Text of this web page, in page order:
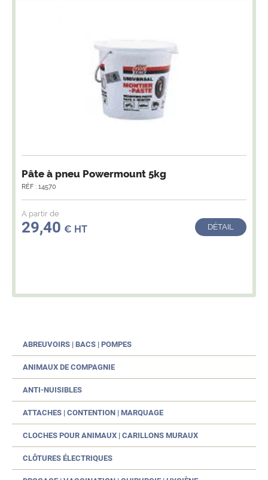
Pâte à pneu Powermount 5kg
RÉF : 14570
A partir de
29,40 € HT DÉTAIL
ABREUVOIRS | BACS | POMPES
ANIMAUX DE COMPAGNIE
ANTI-NUISIBLES
ATTACHES | CONTENTION | MARQUAGE
CLOCHES POUR ANIMAUX | CARILLONS MURAUX
CLÔTURES ÉLECTRIQUES